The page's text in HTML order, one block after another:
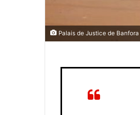
Palais de Justice de Banfora